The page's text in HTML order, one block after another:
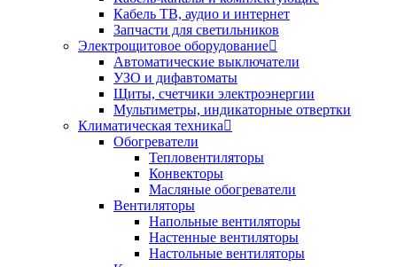
Кабель ТВ, аудио и интернет
Запчасти для светильников
Электрощитовое оборудование
Автоматические выключатели
УЗО и дифавтоматы
Щиты, счетчики электроэнергии
Мультиметры, индикаторные отвертки
Климатическая техника
Обогреватели
Тепловентиляторы
Конвекторы
Масляные обогреватели
Вентиляторы
Напольные вентиляторы
Настенные вентиляторы
Настольные вентиляторы